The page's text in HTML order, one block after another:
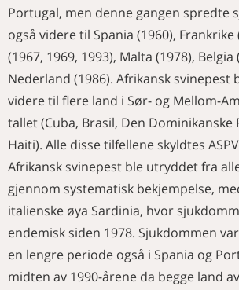
Portugal, men denne gangen spredte
også videre til Spania (1960), Frankrike
(1967, 1969, 1993), Malta (1978), Belgia
Nederland (1986). Afrikansk svinepest
videre til flere land i Sør- og Mellom-
tallet (Cuba, Brasil, Den Dominikanske
Haiti). Alle disse tilfellene skyldtes
Afrikansk svinepest ble utryddet fra
gjennom systematisk bekjempelse,
italienske øya Sardinia, hvor
endemisk siden 1978. Sjukdommen
en lengre periode også i Spania og
midten av 1990-årene da begge land